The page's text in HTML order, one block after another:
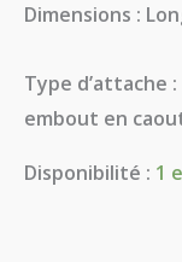
​Dimensions :
​Type d’attache
embout en
Disponibilité : 1